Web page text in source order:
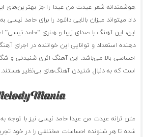
هوشمندانه شعر عیدت من عیدا را جز بهترین‌های این
داد میتواند میزان بالایی دانلود را برای حامد نیسی
این، این آهنگ با صدای زیبا و هنری “حامد
دهنده استعداد و توانایی این خواننده در اجرای
احساسی بالا می‌باشد. این آهنگ اثری شنیدنی و
است که به دنبال شنیدن آهنگ‌های بی‌نظیر هستند.
متن ترانه عیدت من عیدا حامد نیسی نیز با توجه
شده تا هر شنونده احساسات مختلفی را در خود